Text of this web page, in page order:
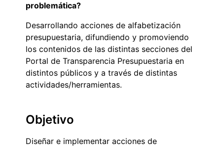
problemática?
Desarrollando acciones de alfabetización
presupuestaria, difundiendo y promoviendo
los contenidos de las distintas secciones del
Portal de Transparencia Presupuestaria en
distintos públicos y a través de distintas
actividades/herramientas.
Objetivo
Diseñar e implementar acciones de